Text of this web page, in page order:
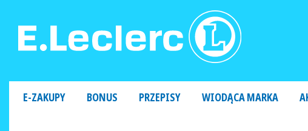
E-ZAKUPY BONUS PRZEPISY WIODĄCA MARKA